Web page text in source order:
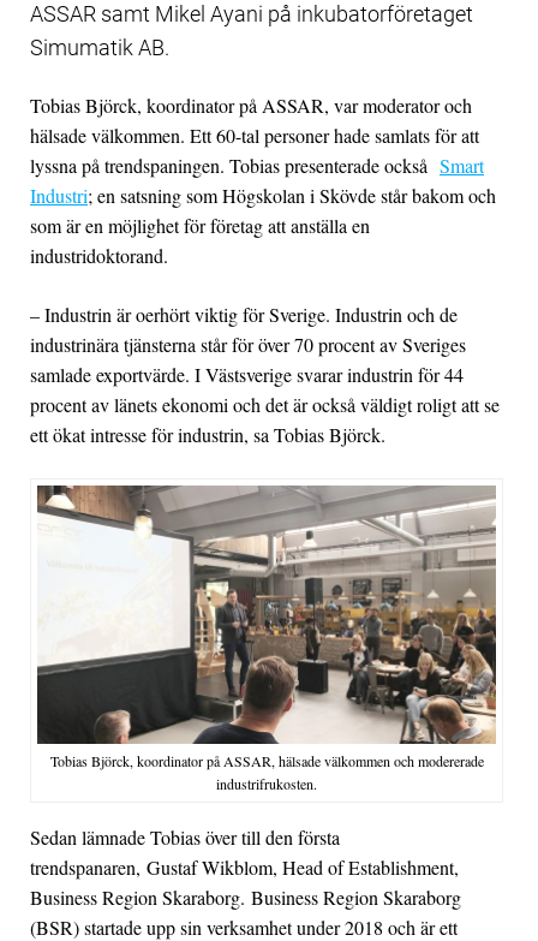
ASSAR samt Mikel Ayani på inkubatorföretaget
Simumatik AB.
Tobias Björck, koordinator på ASSAR, var moderator och
hälsade välkommen. Ett 60-tal personer hade samlats för att
lyssna på trendspaningen. Tobias presenterade också Smart
Industri; en satsning som Högskolan i Skövde står bakom och
som är en möjlighet för företag att anställa en
industridoktorand.
– Industrin är oerhört viktig för Sverige. Industrin och de
industrinära tjänsterna står för över 70 procent av Sveriges
samlade exportvärde. I Västsverige svarar industrin för 44
procent av länets ekonomi och det är också väldigt roligt att se
ett ökat intresse för industrin, sa Tobias Björck.
Tobias Björck, koordinator på ASSAR, hälsade välkommen och modererade
industrifrukosten.
Sedan lämnade Tobias över till den första
trendspanaren, Gustaf Wikblom, Head of Establishment,
Business Region Skaraborg. Business Region Skaraborg
(BSR) startade upp sin verksamhet under 2018 och är ett